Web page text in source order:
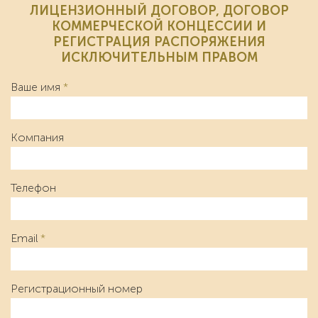
ЛИЦЕНЗИОННЫЙ ДОГОВОР, ДОГОВОР
КОММЕРЧЕСКОЙ КОНЦЕССИИ И
РЕГИСТРАЦИЯ РАСПОРЯЖЕНИЯ
ИСКЛЮЧИТЕЛЬНЫМ ПРАВОМ
Ваше имя *
Компания
Телефон
Email *
Регистрационный номер